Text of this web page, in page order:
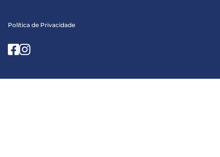
Política de Privacidade